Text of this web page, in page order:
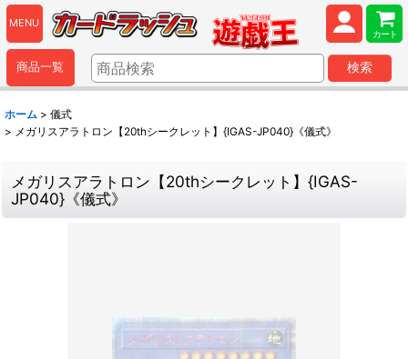
MENU
カート
商品一覧 検索
ホーム > 儀式
> メガリスアラトロン【20thシークレット】{IGAS-JP040}《儀式》
メガリスアラトロン【20thシークレット】{IGAS-
JP040}《儀式》